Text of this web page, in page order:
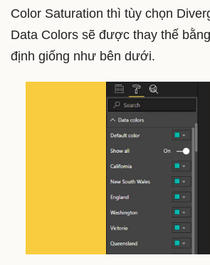
Color Saturation thì tùy chọn
Data Colors sẽ được thay thế
định giống như bên dưới.